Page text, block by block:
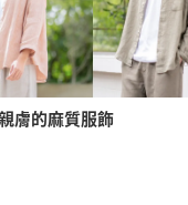
膚的麻質服飾